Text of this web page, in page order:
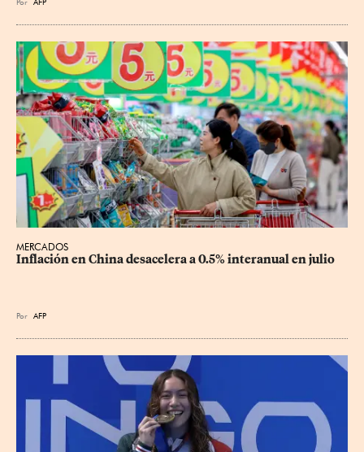
MERCADOS
Inflación en China desacelera a 0.5% interanual en julio
Por AFP